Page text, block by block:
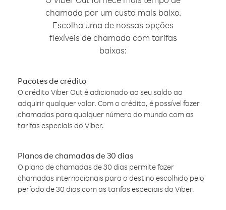
chamada por um custo mais baixo.
Escolha uma de nossas opções
flexíveis de chamada com tarifas
baixas:
Pacotes de crédito
O crédito Viber Out é adicionado ao seu saldo ao
adquirir qualquer valor. Com o crédito, é possível fazer
chamadas para qualquer número do mundo com as
tarifas especiais do Viber.
Planos de chamadas de 30 dias
O plano de chamadas de 30 dias permite fazer
chamadas internacionais para o destino escolhido pelo
período de 30 dias com as tarifas especiais do Viber.